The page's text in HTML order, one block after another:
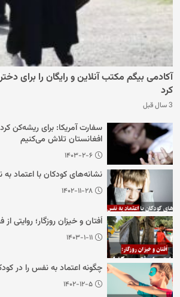
آکادمی بیگم مکتب آنلاین و رایگان را برای
کرد
3 سال قبل
سفارت آمریکا: برای ریشه‌کن
افغانستان تلاش می‌کنیم
۱۴۰۳-۲-۶
نشانه‌های کودکان با اعتماد
۱۴۰۲-۱۱-۲۸
اُفتان و خیزان روزگار؛ روایتی از
۱۴۰۳-۱-۱۱
چگونه اعتماد به نفس را در
۱۴۰۲-۱۲-۵